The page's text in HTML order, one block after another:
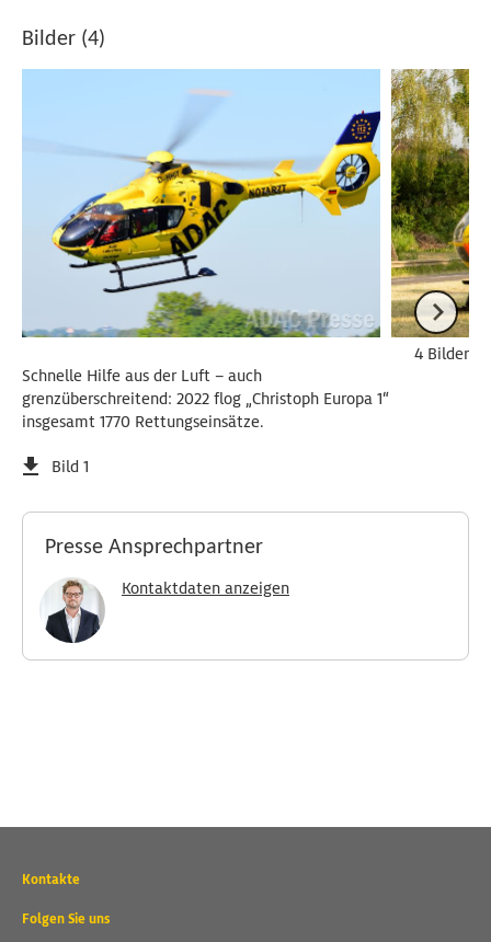
Bilder (4)
Schnelle Hilfe aus der Luft – auch
grenzüberschreitend: 2022 flog „Christoph Europa 1“
insgesamt 1770 Rettungseinsätze.
Bild 1
4 Bilder
Presse Ansprechpartner
Kontaktdaten anzeigen
Wichtige
und
Kontakte
Folgen Sie uns